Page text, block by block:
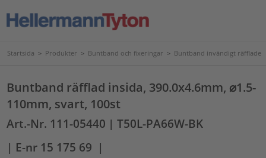
Startsida > Produkter > Buntband och fixeringar > Buntband invändigt räfflade
Buntband räfflad insida, 390.0x4.6mm, ⌀1.5-
110mm, svart, 100st
Art.-Nr. 111-05440 | T50L-PA66W-BK
| E-nr 15 175 69 |